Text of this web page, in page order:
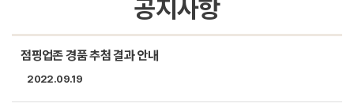
공지사항
점핑업존 경품 추첨 결과 안내
2022.09.19